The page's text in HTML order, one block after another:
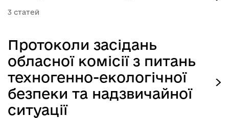
3
Протоколи засідань
обласної комісії з питань
техногенно-екологічної
безпеки та надзвичайної
ситуації